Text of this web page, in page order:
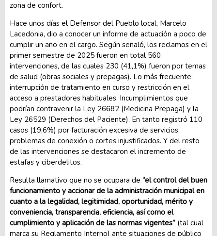
zona de confort.
Hace unos días el Defensor del Pueblo local, Marcelo
Lacedonia, dio a conocer un informe de actuación a poco de
cumplir un año en el cargo. Según señaló, los reclamos en el
primer semestre de 2025 fueron en total 560
intervenciones, de las cuales 230 (41,1%) fueron por temas
de salud (obras sociales y prepagas). Lo más frecuente:
interrupción de tratamiento en curso y restricción en el
acceso a prestadores habituales. Incumplimientos que
podrían contravenir la Ley 26682 (Medicina Prepaga) y la
Ley 26529 (Derechos del Paciente). En tanto registró 110
casos (19,6%) por facturación excesiva de servicios,
problemas de conexión o cortes injustificados. Y del resto
de las intervenciones se destacaron el incremento de
estafas y ciberdelitos.
Resulta llamativo que no se ocupara de “el control del buen
funcionamiento y accionar de la administración municipal en
cuanto a la legalidad, legitimidad, oportunidad, mérito y
conveniencia, transparencia, eficiencia, así como el
cumplimiento y aplicación de las normas vigentes” (tal cual
marca su Reglamento Interno) ante situaciones de público